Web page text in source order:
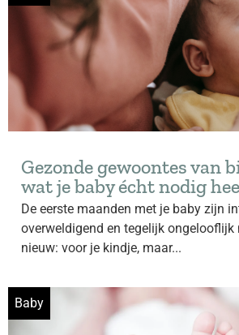
Gezonde gewoontes van
wat je baby écht nodig
De eerste maanden met je baby zijn
overweldigend en tegelijk ongelooflijk
nieuw: voor je kindje, maar...
Baby